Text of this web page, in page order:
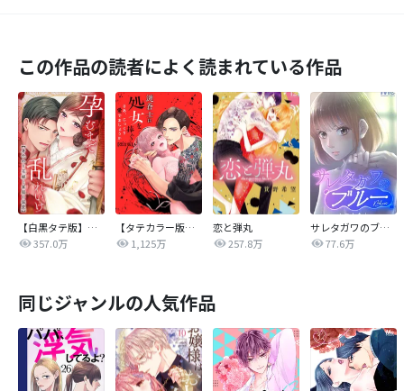
この作品の読者によく読まれている作品
【白黒タテ版】孕むまで乱れいけ～身代わり花嫁と軍服の猛愛
357.0万
【タテカラー版】漣蒼士に処女を捧ぐ～さあ、じっくり愛でましょうか
1,125万
恋と弾丸
257.8万
サレタガワのブルー【タテヨミ】
77.6万
同じジャンルの人気作品